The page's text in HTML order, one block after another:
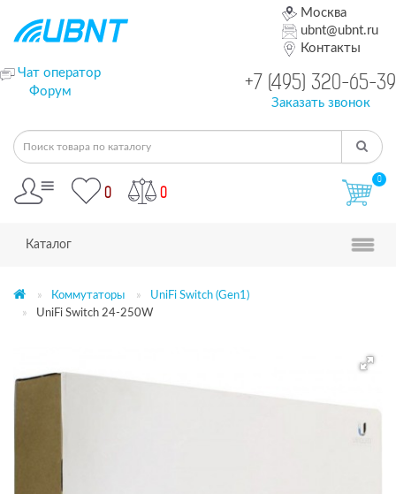
Москва
ubnt@ubnt.ru
Контакты
Чат оператор
Форум
+7 (495) 320-65-39
Заказать звонок
0 0
0
Каталог
Коммутаторы
UniFi Switch (Gen1)
UniFi Switch 24-250W